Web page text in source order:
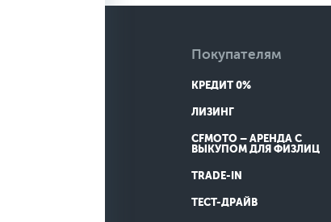
Покупателям
КРЕДИТ 0%
ЛИЗИНГ
CFMOTO – АРЕНДА С
ВЫКУПОМ ДЛЯ ФИЗЛИЦ
TRADE-IN
ТЕСТ-ДРАЙВ